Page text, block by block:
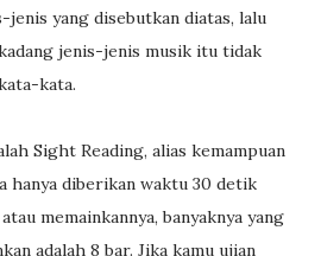
yang disebutkan diatas, lalu
jenis-jenis musik itu tidak
kata.
Sight Reading, alias kemampuan
hanya diberikan waktu 30 detik
memainkannya, banyaknya yang
adalah 8 bar. Jika kamu ujian